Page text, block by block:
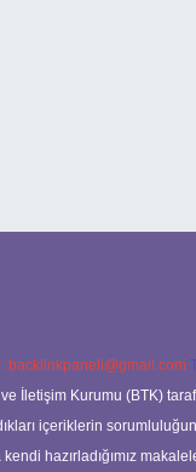
backlinkpaneli@gmail.com
İletişim Kurumu (BTK)
içeriklerin
hazırladığımız